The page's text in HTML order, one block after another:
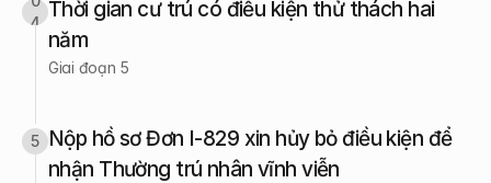
4
Thời gian cư trú có điều kiện thử thách hai
năm
Giai đoạn 5
5 Nộp hồ sơ Đơn I-829 xin hủy bỏ điều kiện để
nhận Thường trú nhân vĩnh viễn